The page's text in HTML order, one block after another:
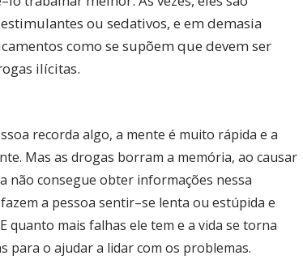
ou sedativos, e em demasia
como se supõem que devem ser
ilícitas.
recorda algo, a mente é muito rápida e a
Mas as drogas borram a memória, ao causar
não consegue obter informações nessa
a pessoa sentir–se lenta ou estúpida e
quanto mais falhas ele tem e a vida se torna
para o ajudar a lidar com os problemas.